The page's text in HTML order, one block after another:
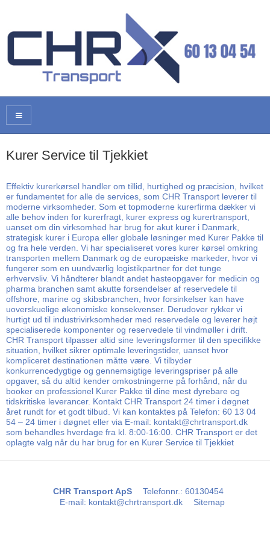
Kurer Service til Tjekkiet
Effektiv kurerkørsel handler om tillid, hurtighed og præcision, hvilket
er fundamentet for alle de services, som CHR Transport leverer til
moderne virksomheder. Som et topmoderne kurerfirma dækker vi
alle behov inden for kurerfragt, kurer express og kurertransport,
uanset om din virksomhed har brug for akut kurer i Danmark,
strategisk kurer i Europa eller globale løsninger med Kurer Pakke til
og fra hele verden. Vi har specialiseret vores kurer kørsel omkring
transporten mellem Danmark og de europæiske markeder, hvor vi
fungerer som en uundværlig logistikpartner for det tunge
erhvervsliv. Vi håndterer blandt andet hasteopgaver for medicin og
pharma branchen samt akutte forsendelser af reservedele til
offshore, marine og skibsbranchen, hvor forsinkelser kan have
uoverskuelige økonomiske konsekvenser. Derudover rykker vi
hurtigt ud til industrivirksomheder med reservedele og leverer højt
specialiserede komponenter og reservedele til vindmøller i drift.
CHR Transport tilpasser altid sine leveringsformer til den specifikke
situation, hvilket sikrer optimale leveringstider, uanset hvor
kompliceret destinationen måtte være. Vi tilbyder
konkurrencedygtige og gennemsigtige leveringspriser på alle
opgaver, så du altid kender omkostningerne på forhånd, når du
booker en professionel Kurer Pakke til dine mest dyrebare og
tidskritiske leverancer. Kontakt CHR Transport 24 timer i døgnet
året rundt for et godt tilbud. Vi kan kontaktes på Telefon: 60 13 04
54 – 24 timer i døgnet eller via E-mail: kontakt@chrtransport.dk
som behandles hverdage fra kl. 8:00-16:00. CHR Transport er det
oplagte valg når du har brug for en Kurer Service til Tjekkiet
CHR Transport ApS Telefonnr.: 60130454
E-mail: kontakt@chrtransport.dk Sitemap